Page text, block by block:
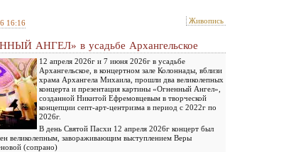
16:16 Живопись
АНГЕЛ» в усадьбе Архангельское
12 апреля 2026г и 7 июня 2026г в усадьбе
Архангельское, в концертном зале Колоннады, вблизи
храма Архангела Михаила, прошли два великолепных
концерта и презентация картины «Огненный Ангел»,
созданной Никитой Ефремовцевым в творческой
концепции септ-арт-центризма в период с 2022г по
2026г.
В день Святой Пасхи 12 апреля 2026г концерт был
великолепным, завораживающим выступлением Веры
(сопрано)